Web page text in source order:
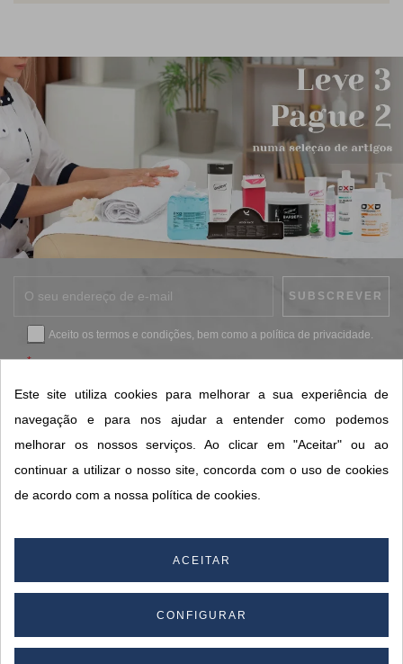
Aceito os termos e condições , bem como a política de privacidade
*
CONTACTOS SORISA
A SORISA
© 2026 SORISA S.A. - Todos os direitos reservados.
Este site utiliza cookies para melhorar a sua experiência de
navegação e para nos ajudar a entender como podemos
melhorar os nossos serviços. Ao clicar em "Aceitar" ou ao
continuar a utilizar o nosso site, concorda com o uso de cookies
de acordo com a nossa política de cookies.
ACEITAR
CONFIGURAR